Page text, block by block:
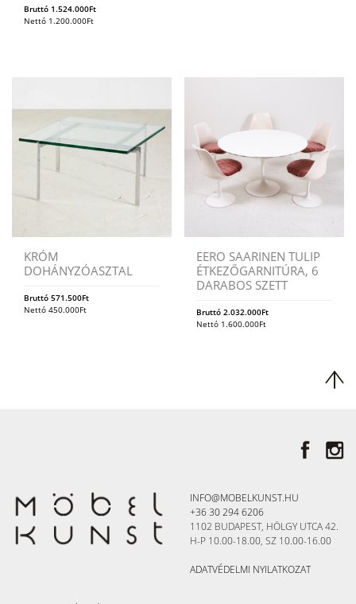
Bruttó 1.524.000Ft
Nettó 1.200.000Ft
KRÓM
DOHÁNYZÓASZTAL
Bruttó 571.500Ft
Nettó 450.000Ft
EERO SAARINEN TULIP
ÉTKEZŐGARNITÚRA, 6
DARABOS SZETT
Bruttó2.032.000Ft
Nettó 1.600.000Ft
INFO@MOBELKUNST.HU
+36 30 294 6206
1102 BUDAPEST, HÖLGY UTCA 42.
H-P 10.00-18.00, SZ 10.00-16.00
ADATVÉDELMI NYILATKOZAT